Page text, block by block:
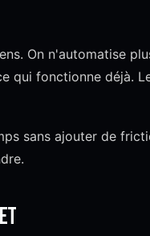
On n'automatise
qui fonctionne déjà.
sans ajouter de